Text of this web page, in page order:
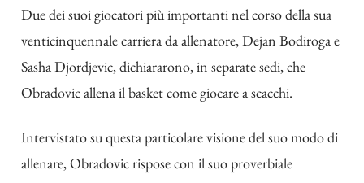
Due dei suoi giocatori più importanti nel corso della sua
venticinquennale carriera da allenatore, Dejan Bodiroga e
Sasha Djordjevic, dichiararono, in separate sedi, che
Obradovic allena il basket come giocare a scacchi.
Intervistato su questa particolare visione del suo modo di
allenare, Obradovic rispose con il suo proverbiale